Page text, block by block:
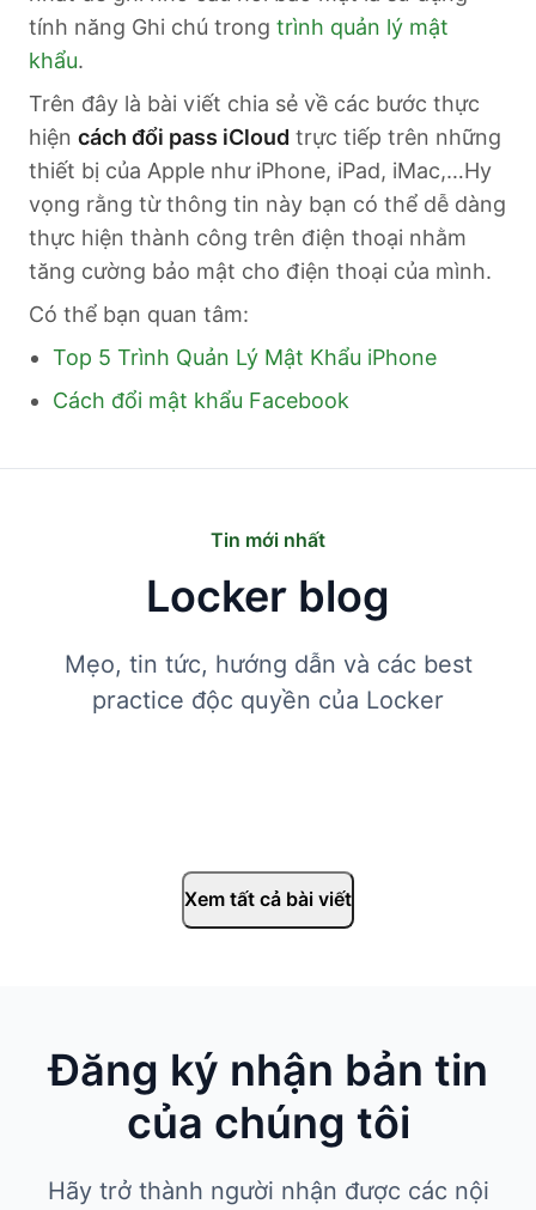
tính năng Ghi chú trong trình quản lý mật
khẩu.
Trên đây là bài viết chia sẻ về các bước thực
hiện cách đổi pass iCloud trực tiếp trên những
thiết bị của Apple như iPhone, iPad, iMac,…Hy
vọng rằng từ thông tin này bạn có thể dễ dàng
thực hiện thành công trên điện thoại nhằm
tăng cường bảo mật cho điện thoại của mình.
Có thể bạn quan tâm:
Top 5 Trình Quản Lý Mật Khẩu iPhone
Cách đổi mật khẩu Facebook
Tin mới nhất
Locker blog
Mẹo, tin tức, hướng dẫn và các best
practice độc quyền của Locker
Xem tất cả bài viết
Đăng ký nhận bản tin
của chúng tôi
Hãy trở thành người nhận được các nội